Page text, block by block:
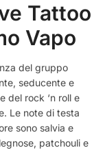
Tattoo
Vapo
del gruppo
seducente e
del rock ‘n roll e
Le note di testa
sono salvia e
patchouli e